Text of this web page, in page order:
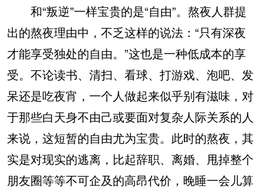
和“叛逆”一样宝贵的是“自由”。熬夜人群提
出的熬夜理由中，不乏这样的说法：“只有深夜
才能享受独处的自由。”这也是一种低成本的享
受。不论读书、清扫、看球、打游戏、泡吧、发
呆还是吃夜宵，一个人做起来似乎别有滋味，对
于那些白天身不由己或要面对复杂人际关系的人
来说，这短暂的自由尤为宝贵。此时的熬夜，其
实是对现实的逃离，比起辞职、离婚、甩掉整个
朋友圈等等不可企及的高昂代价，晚睡一会儿算